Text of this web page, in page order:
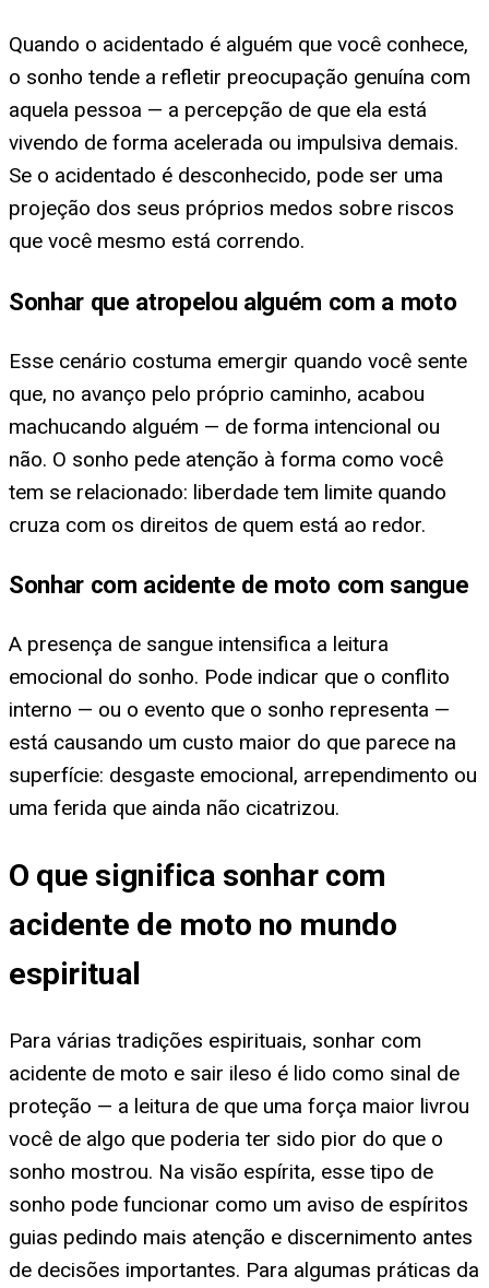
Quando o acidentado é alguém que você conhece,
o sonho tende a refletir preocupação genuína com
aquela pessoa — a percepção de que ela está
vivendo de forma acelerada ou impulsiva demais.
Se o acidentado é desconhecido, pode ser uma
projeção dos seus próprios medos sobre riscos
que você mesmo está correndo.
Sonhar que atropelou alguém com a moto
Esse cenário costuma emergir quando você sente
que, no avanço pelo próprio caminho, acabou
machucando alguém — de forma intencional ou
não. O sonho pede atenção à forma como você
tem se relacionado: liberdade tem limite quando
cruza com os direitos de quem está ao redor.
Sonhar com acidente de moto com sangue
A presença de sangue intensifica a leitura
emocional do sonho. Pode indicar que o conflito
interno — ou o evento que o sonho representa —
está causando um custo maior do que parece na
superfície: desgaste emocional, arrependimento ou
uma ferida que ainda não cicatrizou.
O que significa sonhar com
acidente de moto no mundo
espiritual
Para várias tradições espirituais, sonhar com
acidente de moto e sair ileso é lido como sinal de
proteção — a leitura de que uma força maior livrou
você de algo que poderia ter sido pior do que o
sonho mostrou. Na visão espírita, esse tipo de
sonho pode funcionar como um aviso de espíritos
guias pedindo mais atenção e discernimento antes
de decisões importantes. Para algumas práticas da